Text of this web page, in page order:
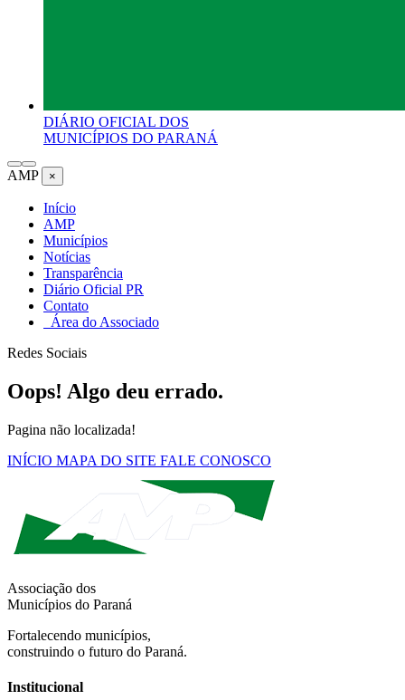
DIÁRIO OFICIAL DOS
MUNICÍPIOS DO PARANÁ
AMP ×
Início
AMP
Municípios
Notícias
Transparência
Diário Oficial PR
Contato
Área do Associado
Redes Sociais
Oops! Algo deu errado.
Pagina não localizada!
INÍCIO MAPA DO SITE FALE CONOSCO
Associação dos
Municípios do Paraná
Fortalecendo municípios,
construindo o futuro do Paraná.
Institucional